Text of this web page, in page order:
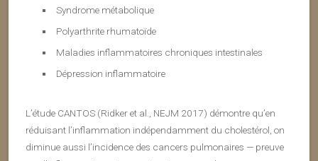
Syndrome métabolique
Polyarthrite rhumatoïde
Maladies inflammatoires chroniques intestinales
Dépression inflammatoire
L’étude CANTOS (Ridker et al., NEJM 2017) démontre qu’en
réduisant l’inflammation indépendamment du cholestérol, on
diminue aussi l’incidence des cancers pulmonaires — preuve